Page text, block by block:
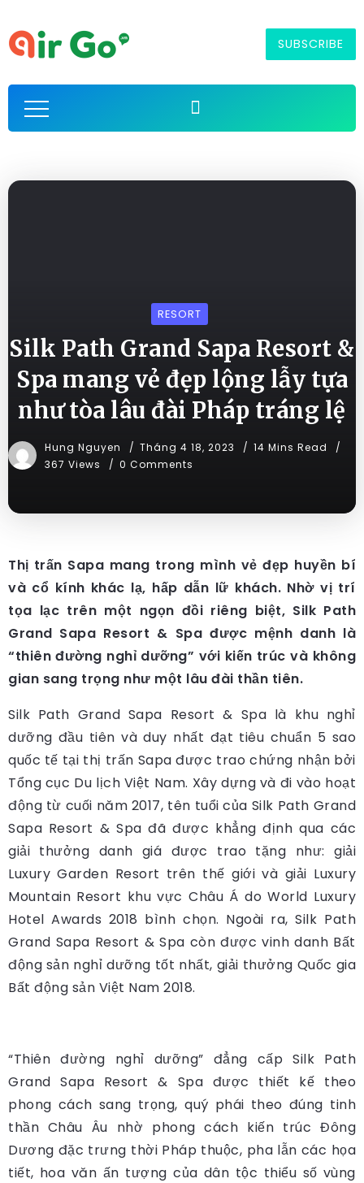
SUBSCRIBE
RESORT
Silk Path Grand Sapa Resort &
Spa mang vẻ đẹp lộng lẫy tựa
như tòa lâu đài Pháp tráng lệ
Hung Nguyen Tháng 4 18, 2023
14 Mins Read
367 Views
0 Comments
Thị trấn Sapa mang trong mình vẻ đẹp huyền bí
và cổ kính khác lạ, hấp dẫn lữ khách. Nhờ vị trí
tọa lạc trên một ngọn đồi riêng biệt, Silk Path
Grand Sapa Resort & Spa được mệnh danh là
“thiên đường nghỉ dưỡng” với kiến trúc và không
gian sang trọng như một lâu đài thần tiên.
Silk Path Grand Sapa Resort & Spa là khu nghỉ
dưỡng đầu tiên và duy nhất đạt tiêu chuẩn 5 sao
quốc tế tại thị trấn Sapa được trao chứng nhận bởi
Tổng cục Du lịch Việt Nam. Xây dựng và đi vào hoạt
động từ cuối năm 2017, tên tuổi của Silk Path Grand
Sapa Resort & Spa đã được khẳng định qua các
giải thưởng danh giá được trao tặng như: giải
Luxury Garden Resort trên thế giới và giải Luxury
Mountain Resort khu vực Châu Á do World Luxury
Hotel Awards 2018 bình chọn. Ngoài ra, Silk Path
Grand Sapa Resort & Spa còn được vinh danh Bất
động sản nghỉ dưỡng tốt nhất, giải thưởng Quốc gia
Bất động sản Việt Nam 2018.
“Thiên đường nghỉ dưỡng” đẳng cấp Silk Path
Grand Sapa Resort & Spa được thiết kế theo
phong cách sang trọng, quý phái theo đúng tinh
thần Châu Âu nhờ phong cách kiến trúc Đông
Dương đặc trưng thời Pháp thuộc, pha lẫn các họa
tiết, hoa văn ấn tượng của dân tộc thiểu số vùng